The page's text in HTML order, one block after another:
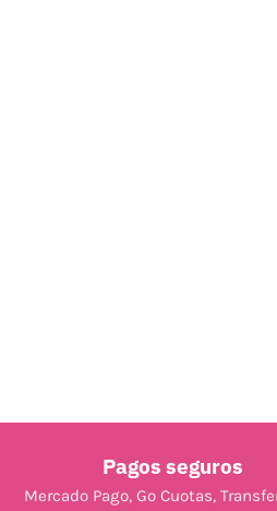
Pagos seguros
Mercado Pago, Go Cuotas,